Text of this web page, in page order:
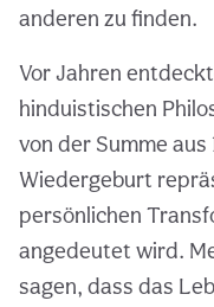
anderen zu finden.
Vor Jahren
hinduistischen
von der Summe aus
Wiedergeburt
persönlichen
angedeutet wird.
sagen, dass das